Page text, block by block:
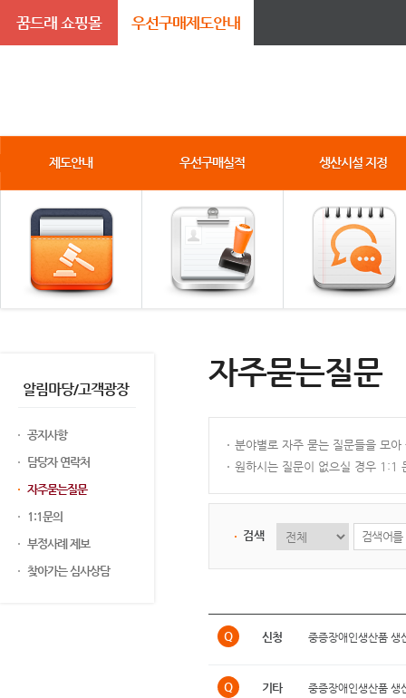
꿈드래 쇼핑몰 우선구매제도안내
제도안내 우선구매실적 생산시설 지정
알림마당/고객광장
공지사항
담당자 연락처
자주묻는질문
1:1문의
부정사례 제보
찾아가는 심사상담
자주묻는질문
분야별로 자주 묻는 질문들을 모아
원하시는 질문이 없으실 경우 1:1
검색
Q 신청 중증장애인생산품 생
Q 기타 중증장애인생산품 생